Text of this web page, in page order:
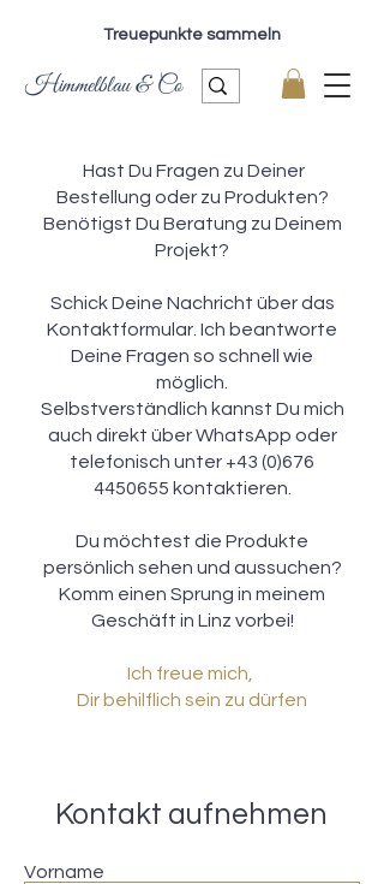
Treuepunkte sammeln
Himmelblau & Co
Hast Du Fragen zu Deiner
Bestellung oder zu Produkten?
Benötigst Du Beratung zu Deinem
Projekt?
Schick Deine Nachricht über das
Kontaktformular. Ich beantworte
Deine Fragen so schnell wie
möglich.
Selbstverständlich kannst Du mich
auch direkt über WhatsApp oder
telefonisch unter +43 (0)676
4450655 kontaktieren.
Du möchtest die Produkte
persönlich sehen und aussuchen?
Komm einen Sprung in meinem
Geschäft in Linz vorbei!
Ich freue mich,
Dir behilflich sein zu dürfen
Kontakt aufnehmen
Vorname